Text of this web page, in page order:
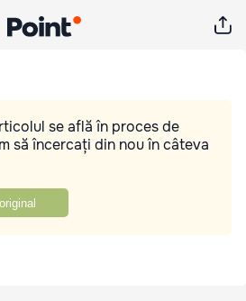
se află în proces de
să încercați din nou în câteva